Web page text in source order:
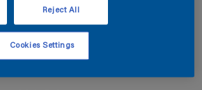
5L
Reject All
Cookies Settings